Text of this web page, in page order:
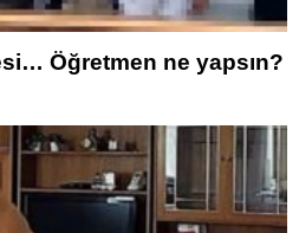
Öğretmen ne yapsın?